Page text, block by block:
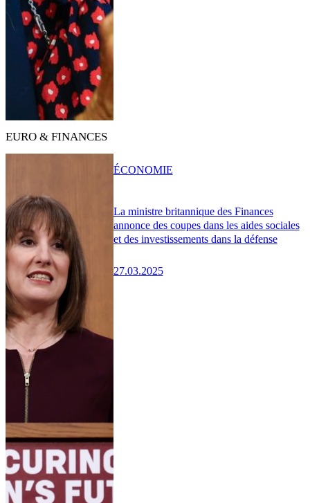
EURO & FINANCES
La ministre britannique des Finances
annonce des coupes dans les aides sociales
et des investissements dans la défense
27.03.2025
ÉCONOMIE